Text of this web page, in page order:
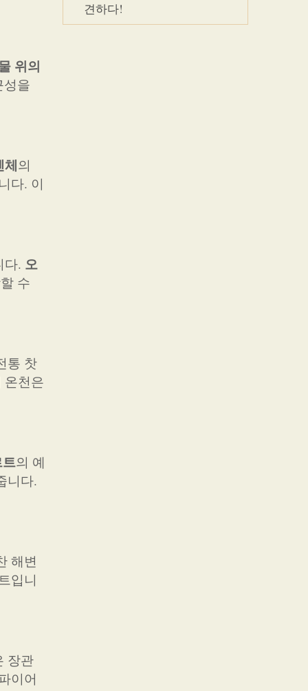
위의
성을
체의
다. 이
다. 오
수
통 찻
온천은
의 예
니다.
해변
입니
장관
이어
견하다!